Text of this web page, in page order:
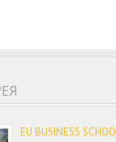
EU BUSINESS